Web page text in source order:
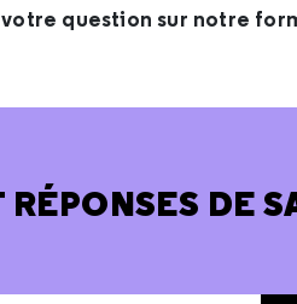
question sur notre
DE